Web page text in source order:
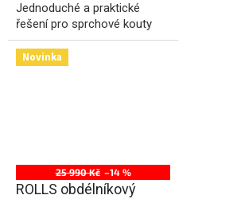
Jednoduché a praktické
řešení pro sprchové kouty
Novinka
25 990 Kč –14 %
ROLLS obdélníkový